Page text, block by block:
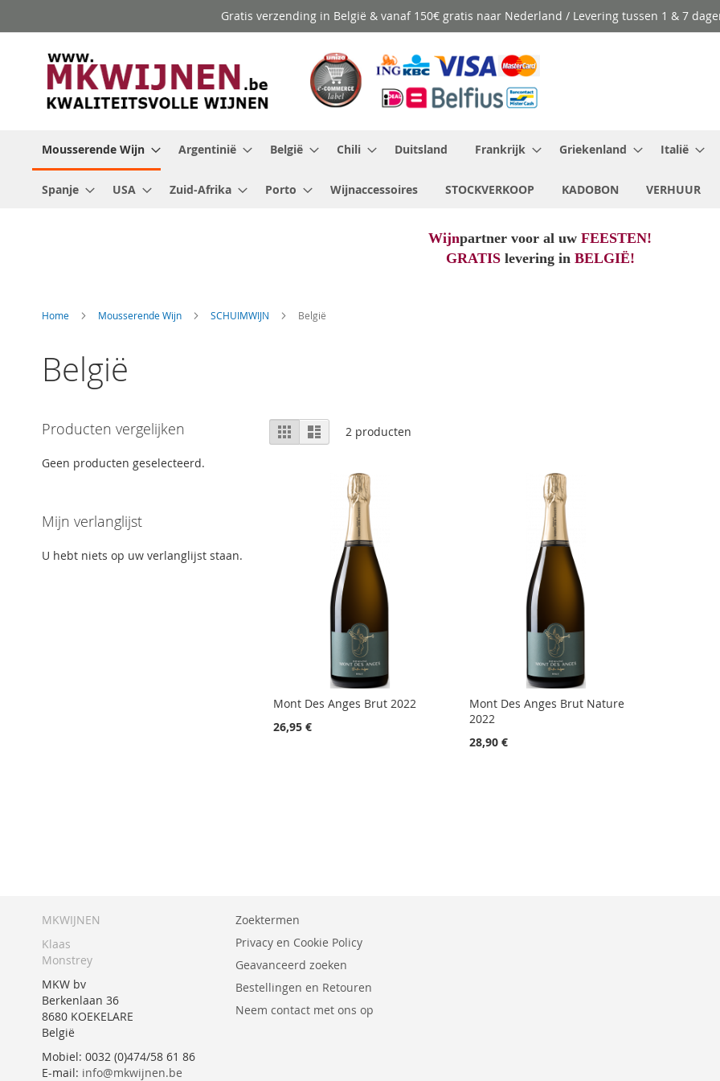
naar
inhoud
Gratis verzending in België & vanaf 150€ gratis naar Nederland / Levering tussen 1 & 7
Mousserende Wijn Argentinië België Chili Duitsland Frankrijk Griekenland Italië
Spanje USA Zuid-Afrika Porto Wijnaccessoires STOCKVERKOOP KADOBON VERHUUR
Wijnpartner voor al uw FEESTEN!
GRATISlevering in BELGIË!
Home Mousserende Wijn SCHUIMWIJN België
België
Tonen
als
Foto-
tabel
Lijst 2 producten
Mont Des Anges Brut 2022
26,95 €
Mont Des Anges Brut Nature
2022
28,90 €
VERGELIJKEN
Producten vergelijken
Geen producten geselecteerd.
Mijn verlanglijst
U hebt niets op uw verlanglijst staan.
MKWIJNEN
Klaas
Monstrey
MKW bv
Berkenlaan 36
8680 KOEKELARE
België
Mobiel: 0032 (0)474/58 61 86
E-mail: info@mkwijnen.be
Zoektermen
Privacy en Cookie Policy
Geavanceerd zoeken
Bestellingen en Retouren
Neem contact met ons op